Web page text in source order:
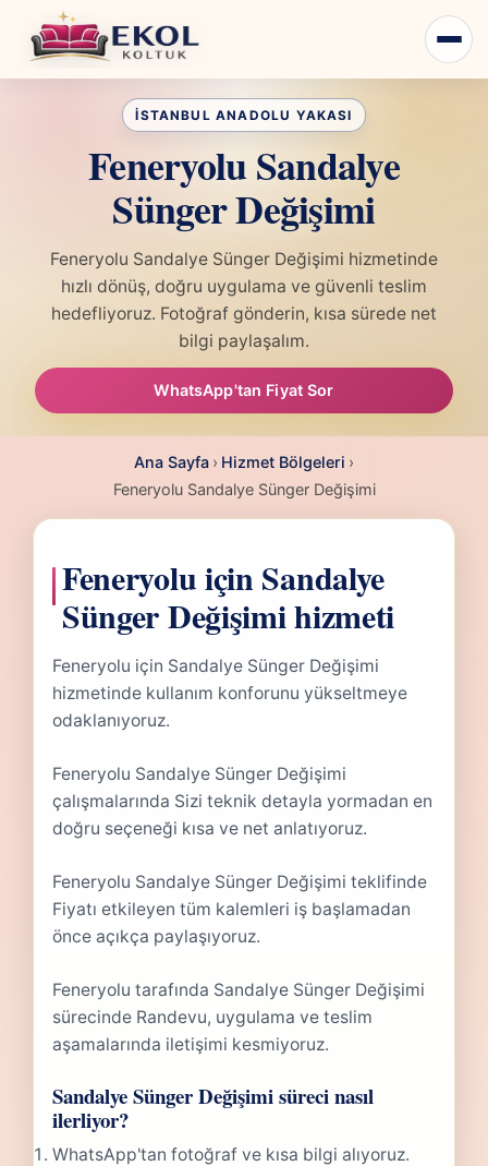
Feneryolu Sandalye
Sünger Değişimi
Feneryolu Sandalye Sünger Değişimi hizmetinde
hızlı dönüş, doğru uygulama ve güvenli teslim
hedefliyoruz. Fotoğraf gönderin, kısa sürede net
bilgi paylaşalım.
WhatsApp'tan Fiyat Sor
Ana Sayfa › Hizmet Bölgeleri ›
Feneryolu Sandalye Sünger Değişimi
Feneryolu için Sandalye
Sünger Değişimi hizmeti
Feneryolu için Sandalye Sünger Değişimi
hizmetinde kullanım konforunu yükseltmeye
odaklanıyoruz.
Feneryolu Sandalye Sünger Değişimi
çalışmalarında Sizi teknik detayla yormadan en
doğru seçeneği kısa ve net anlatıyoruz.
Feneryolu Sandalye Sünger Değişimi teklifinde
Fiyatı etkileyen tüm kalemleri iş başlamadan
önce açıkça paylaşıyoruz.
Feneryolu tarafında Sandalye Sünger Değişimi
sürecinde Randevu, uygulama ve teslim
aşamalarında iletişimi kesmiyoruz.
Sandalye Sünger Değişimi süreci nasıl
ilerliyor?
WhatsApp'tan fotoğraf ve kısa bilgi alıyoruz.